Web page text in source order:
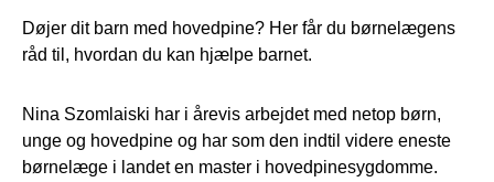
Døjer dit barn med hovedpine? Her får du børnelægens
råd til, hvordan du kan hjælpe barnet.
Nina Szomlaiski har i årevis arbejdet med netop børn,
unge og hovedpine og har som den indtil videre eneste
børnelæge i landet en master i hovedpinesygdomme.